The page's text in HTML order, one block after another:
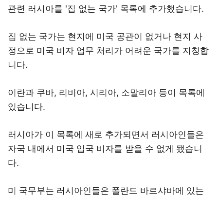
관련 러시아를 '집 없는 국가' 목록에 추가했습니다.
집 없는 국가는 현지에 미국 공관이 없거나 현지 사
정으로 미국 비자 업무 처리가 어려운 국가를 지칭합
니다.
이란과 쿠바, 리비아, 시리아, 소말리아 등이 목록에
있습니다.
러시아가 이 목록에 새로 추가되면서 러시아인들은
자국 내에서 미국 입국 비자를 받을 수 없게 됐습니
다.
미 국무부는 러시아인들은 폴란드 바르샤바에 있는